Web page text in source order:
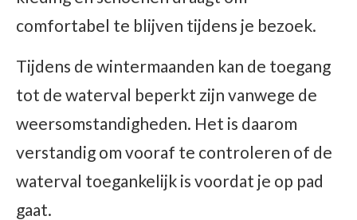
comfortabel te blijven tijdens je bezoek.
Tijdens de wintermaanden kan de toegang
tot de waterval beperkt zijn vanwege de
weersomstandigheden. Het is daarom
verstandig om vooraf te controleren of de
waterval toegankelijk is voordat je op pad
gaat.